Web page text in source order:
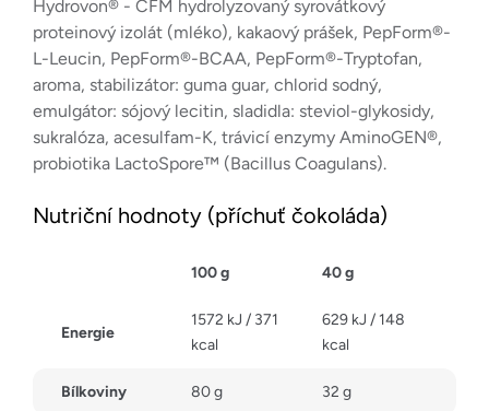
Hydrovon® - CFM hydrolyzovaný syrovátkový
proteinový izolát (mléko), kakaový prášek, PepForm®-
L-Leucin, PepForm®-BCAA, PepForm®-Tryptofan,
aroma, stabilizátor: guma guar, chlorid sodný,
emulgátor: sójový lecitin, sladidla: steviol-glykosidy,
sukralóza, acesulfam-K, trávicí enzymy AminoGEN®,
probiotika LactoSpore™ (Bacillus Coagulans).
Nutriční hodnoty (příchuť čokoláda)
100 g 40 g
Energie
1572 kJ / 371
kcal
629 kJ / 148
kcal
Bílkoviny 80 g 32 g